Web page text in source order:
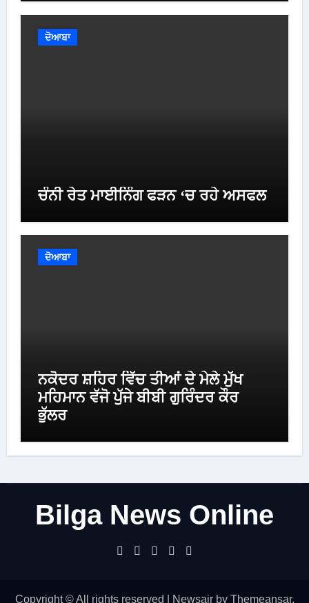
ਦੋਆਬਾ
ਚੰਨੀ ਰੇਤ ਮਾਈਨਿੰਗ ਫੜਨ ‘ਚ ਰਹੇ ਅਸਫਲ
ਦੋਆਬਾ
ਨਕੋਦਰ ਸ਼ਹਿਰ ਵਿੱਚ ਤੀਆਂ ਦੇ ਮੇਲੇ ਮੁੱਖ
ਮਹਿਮਾਨ ਵੱਜੋ ਪੁੱਜੇ ਬੀਬੀ ਗੁਰਿੰਦਰ ਕੌਰ
ਭੁੱਲਰ
Bilga News Online
Copyright © All rights reserved Newsairby Themeansar.